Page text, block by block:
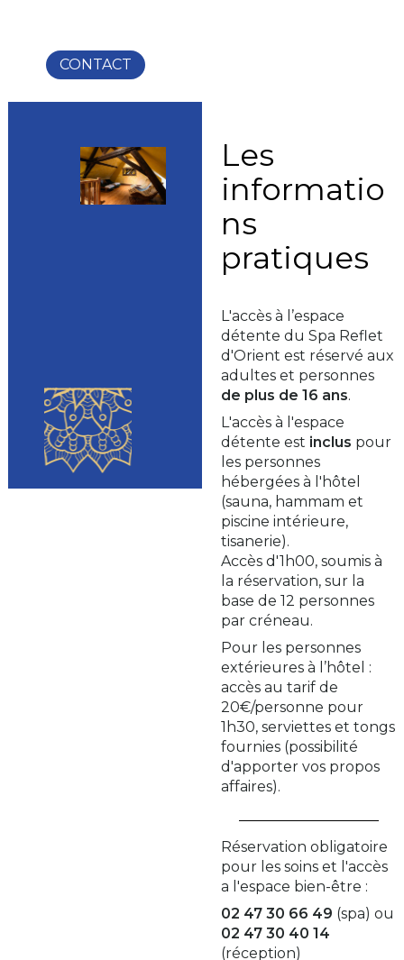
CONTACT
Les
informatio
ns
pratiques
L'accès à l’espace
détente du Spa Reflet
d'Orient est réservé aux
adultes et personnes
de plus de 16 ans.
L'accès à l'espace
détente est inclus pour
les personnes
hébergées à l'hôtel
(sauna, hammam et
piscine intérieure,
tisanerie).
Accès d'1h00, soumis à
la réservation, sur la
base de 12 personnes
par créneau.
Pour les personnes
extérieures à l’hôtel :
accès au tarif de
20€/personne pour
1h30, serviettes et tongs
fournies (possibilité
d'apporter vos propos
affaires).
Réservation obligatoire
pour les soins et l'accès
a l'espace bien-être :
02 47 30 66 49 (spa) ou
02 47 30 40 14
(réception)